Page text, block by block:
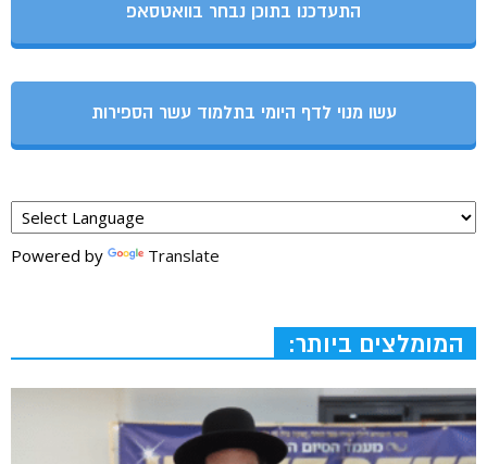
התעדכנו בתוכן נבחר בוואטסאפ
עשו מנוי לדף היומי בתלמוד עשר הספירות
Powered by Translate
המומלצים ביותר: